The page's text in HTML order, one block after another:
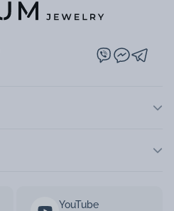
YouTube